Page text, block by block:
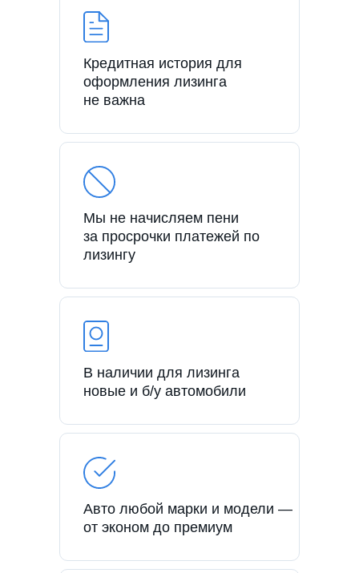
Кредитная история для
оформления лизинга
не важна
Мы не начисляем пени
за просрочки платежей по
лизингу
В наличии для лизинга
новые и б/у автомобили
Авто любой марки и модели —
от эконом до премиум